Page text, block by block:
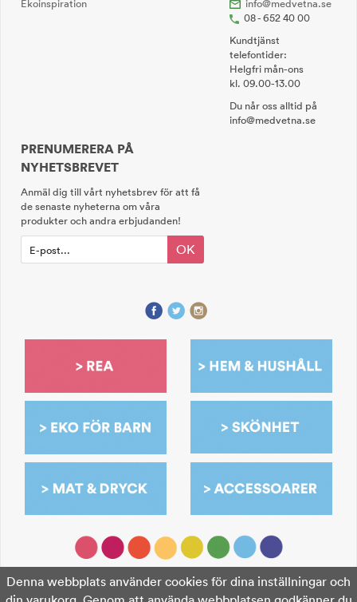
Ekoinspiration
info@medvetna.se
08 - 652 40 00
Kundtjänst
telefontider:
Helgfri mån-ons
kl. 09.00-13.00
Du når oss alltid på
info@medvetna.se
PRENUMERERA PÅ
NYHETSBREVET
Anmäl dig till vårt nyhetsbrev för att få
de senaste nyheterna om våra
produkter och andra erbjudanden!
OK
Denna webbplats använder cookies för dina inställningar och